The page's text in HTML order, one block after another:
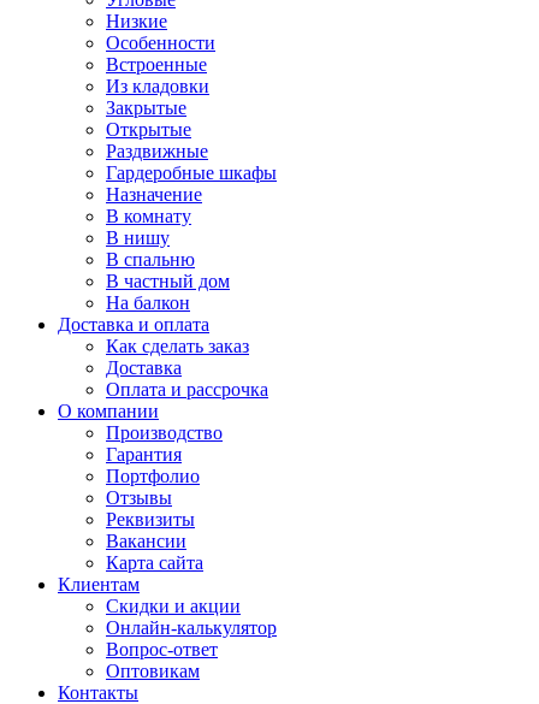
Низкие
Особенности
Встроенные
Из кладовки
Закрытые
Открытые
Раздвижные
Гардеробные шкафы
Назначение
В комнату
В нишу
В спальню
В частный дом
На балкон
Доставка и оплата
Как сделать заказ
Доставка
Оплата и рассрочка
О компании
Производство
Гарантия
Портфолио
Отзывы
Реквизиты
Вакансии
Карта сайта
Клиентам
Скидки и акции
Онлайн-калькулятор
Вопрос-ответ
Оптовикам
Контакты